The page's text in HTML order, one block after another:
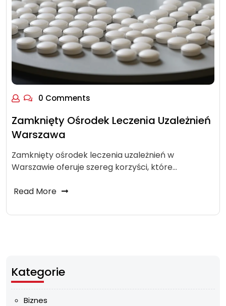
0 Comments
Zamknięty Ośrodek Leczenia Uzależnień
Warszawa
Zamknięty ośrodek leczenia uzależnień w
Warszawie oferuje szereg korzyści, które…
Read More
Kategorie
Biznes